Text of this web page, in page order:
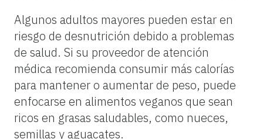
Algunos adultos mayores pueden estar en
riesgo de desnutrición debido a problemas
de salud. Si su proveedor de atención
médica recomienda consumir más calorías
para mantener o aumentar de peso, puede
enfocarse en alimentos veganos que sean
ricos en grasas saludables, como nueces,
semillas y aguacates.